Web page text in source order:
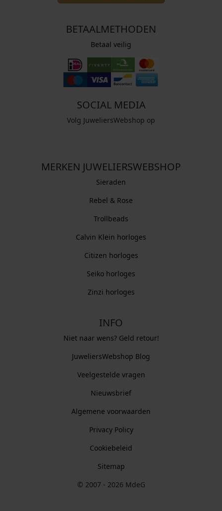
BETAALMETHODEN
Betaal veilig
SOCIAL MEDIA
Volg JuweliersWebshop op
MERKEN JUWELIERSWEBSHOP
Sieraden
Rebel & Rose
Trollbeads
Calvin Klein horloges
Citizen horloges
Seiko horloges
Zinzi horloges
INFO
Niet naar wens? Geld retour!
JuweliersWebshop Blog
Veelgestelde vragen
Nieuwsbrief
Algemene voorwaarden
Privacy Policy
Cookiebeleid
Sitemap
© 2007 - 2026 MdeG